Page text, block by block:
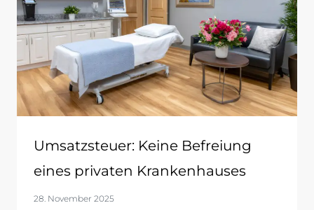
Umsatzsteuer: Keine Befreiung
eines privaten Krankenhauses
28. November 2025